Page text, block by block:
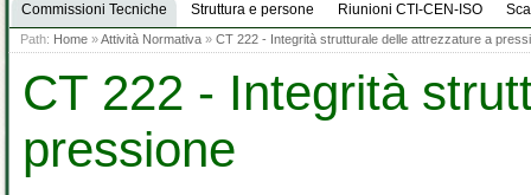
Commissioni Tecniche Struttura e persone Riunioni CTI-CEN-ISO
Path: Home »Attività Normativa » CT 222 - Integrità strutturale delle attrezzature a
CT 222 - Integrità
pressione